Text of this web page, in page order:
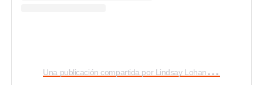
U
na publicación compartida por Lindsay Lohan (@lindsaylohan)